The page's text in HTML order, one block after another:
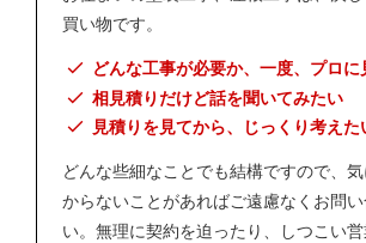
買い物です。
どんな工事が必要か、一度、プロに
相見積りだけど話を聞いてみたい
見積りを見てから、じっくり考えた
どんな些細なことでも結構ですので、
からないことがあればご遠慮なくお問
い。無理に契約を迫ったり、しつこい